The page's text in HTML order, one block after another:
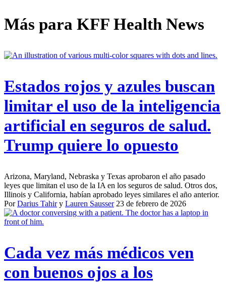
Más para KFF Health News
Estados rojos y azules buscan
limitar el uso de la inteligencia
artificial en seguros de salud.
Trump quiere lo opuesto
Arizona, Maryland, Nebraska y Texas aprobaron el año pasado
leyes que limitan el uso de la IA en los seguros de salud. Otros dos,
Illinois y California, habían aprobado leyes similares el año anterior.
PorDarius Tahiry Lauren Sausser 23 de febrero de 2026
Cada vez más médicos ven
con buenos ojos a los